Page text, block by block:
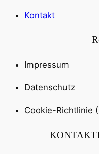
Kontakt
Impressum
Datenschutz
Cookie-Richtlinie